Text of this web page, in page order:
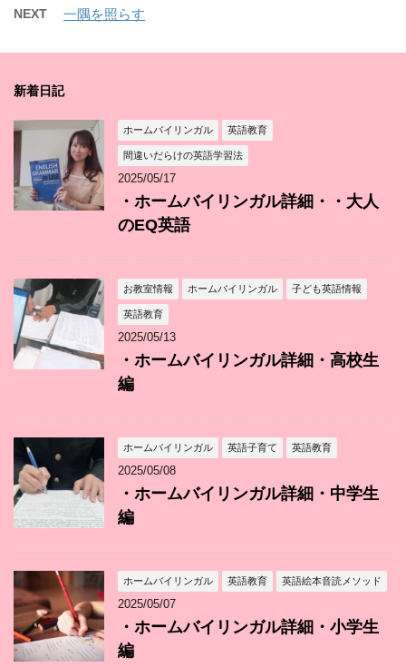
NEXT 一隅を照らす
新着日記
ホームバイリンガル 英語教育
間違いだらけの英語学習法
2025/05/17
・ホームバイリンガル詳細・・大人
のEQ英語
お教室情報 ホームバイリンガル 子ども英語情報
英語教育
2025/05/13
・ホームバイリンガル詳細・高校生
編
ホームバイリンガル 英語子育て 英語教育
2025/05/08
・ホームバイリンガル詳細・中学生
編
ホームバイリンガル 英語教育 英語絵本音読メソッド
2025/05/07
・ホームバイリンガル詳細・小学生
編